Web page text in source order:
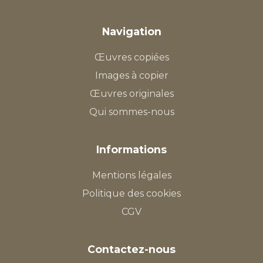
Navigation
Œuvres copiées
Images à copier
Œuvres originales
Qui sommes-nous
Informations
Mentions légales
Politique des cookies
CGV
Contactez-nous